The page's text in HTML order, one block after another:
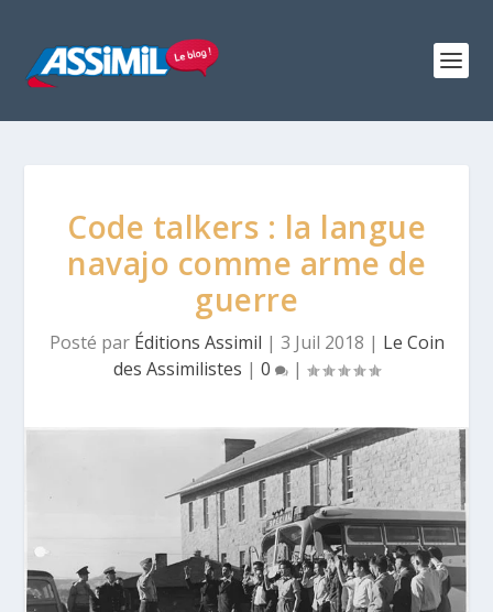
Code talkers : la langue
navajo comme arme de
guerre
Posté par Éditions Assimil | 3 Juil 2018 | Le Coin
des Assimilistes | 0 |